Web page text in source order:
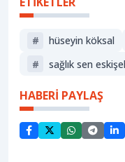
# hüseyin köksal
#
sağlık sen
HABERİ PAYLAŞ